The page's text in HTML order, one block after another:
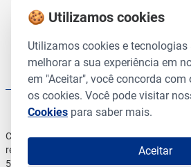
Copyright © 2025, CMR Prod Veterinários.
reservados | 54.345.860/0001-96
54.345.860/0005-10
🍪 Utilizamos cookies
Utilizamos cookies e tecnologias
melhorar a sua experiência em
em "Aceitar", você concorda com
os cookies. Você pode visitar
Cookies para saber mais.
Aceitar